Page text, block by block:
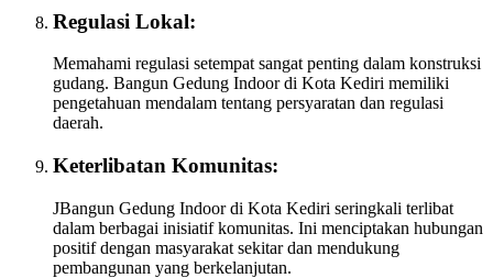
Regulasi Lokal:
Memahami regulasi setempat sangat penting dalam konstruksi
gudang. Bangun Gedung Indoor di Kota Kediri memiliki
pengetahuan mendalam tentang persyaratan dan regulasi
daerah.
Keterlibatan Komunitas:
JBangun Gedung Indoor di Kota Kediri seringkali terlibat
dalam berbagai inisiatif komunitas. Ini menciptakan hubungan
positif dengan masyarakat sekitar dan mendukung
pembangunan yang berkelanjutan.